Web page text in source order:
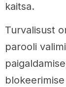
kaitsa.
Turvalisust
parooli